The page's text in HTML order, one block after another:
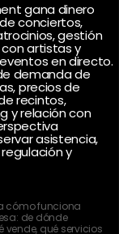
gana dinero
conciertos,
gestión
artistas y
en directo.
demanda de
precios de
recintos,
y relación con
asistencia,
y
cómo funciona
de dónde
vende, qué servicios